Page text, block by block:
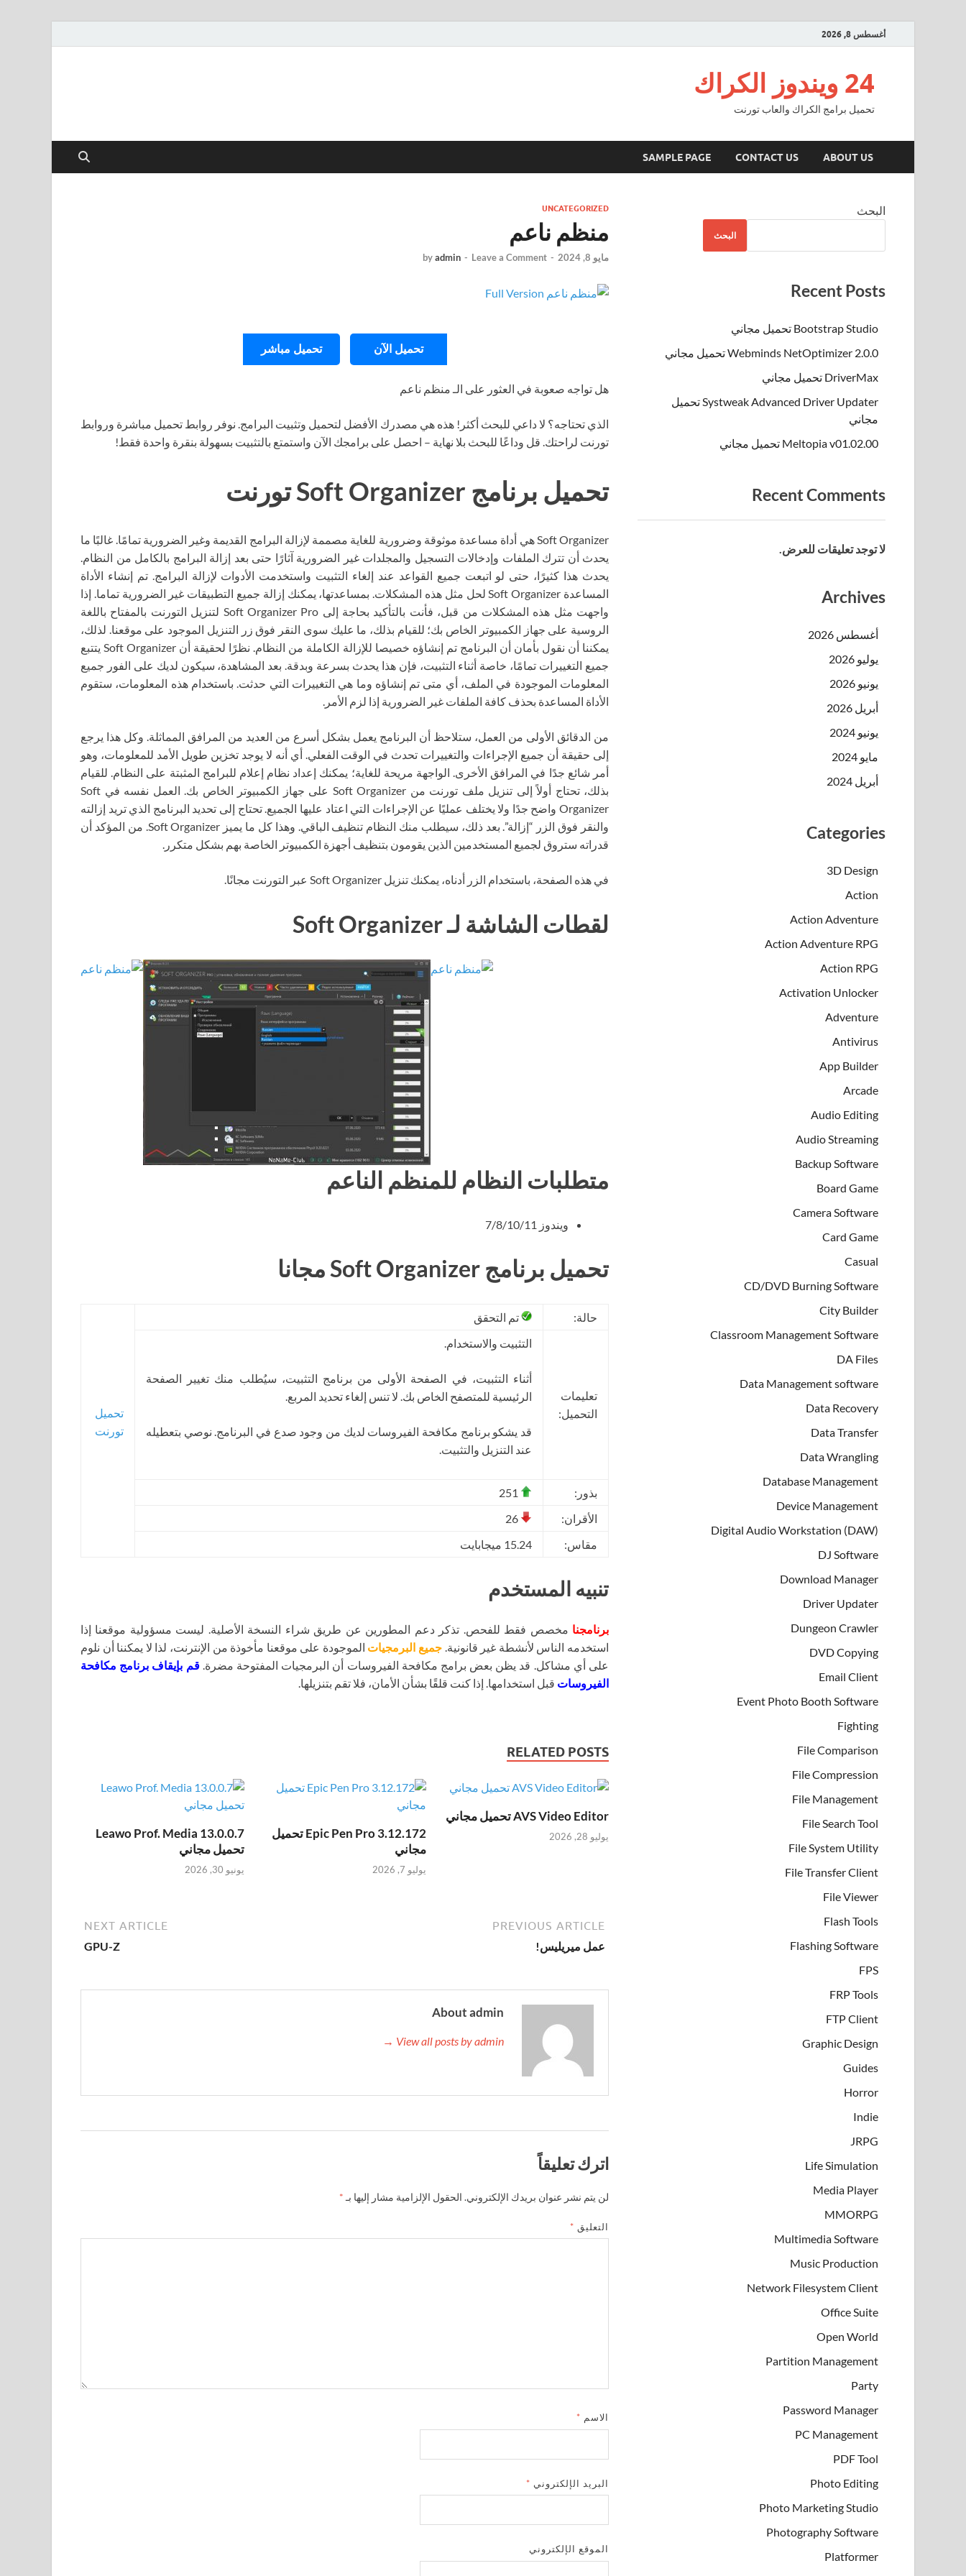
أغسطس 8, 2026
24 ويندوز الكراك
تحميل برامج الكراك والعاب تورنت
ABOUT US
CONTACT US
SAMPLE PAGE
UNCATEGORIZED
منظم ناعم
مايو 8, 2024 -
byadmin - Leave a Comment
تحميل الآن تحميل مباشر
هل تواجه صعوبة في العثور على الـ منظم ناعم
الذي تحتاجه؟ لا داعي للبحث أكثر! هذه هي مصدرك الأفضل لتحميل وتثبيت البرامج. نوفر روابط تحميل مباشرة وروابط
تورنت لراحتك. قل وداعًا للبحث بلا نهاية – احصل على برامجك الآن واستمتع بالتثبيت بسهولة بنقرة واحدة فقط!
تحميل برنامج Soft Organizer تورنت
Soft Organizer هي أداة مساعدة موثوقة وضرورية للغاية مصممة لإزالة البرامج القديمة وغير الضرورية تمامًا. غالبًا ما
يحدث أن تترك الملفات وإدخالات التسجيل والمجلدات غير الضرورية آثارًا حتى بعد إزالة البرامج بالكامل من النظام.
يحدث هذا كثيرًا، حتى لو اتبعت جميع القواعد عند إلغاء التثبيت واستخدمت الأدوات لإزالة البرامج. تم إنشاء الأداة
المساعدة Soft Organizer لحل مثل هذه المشكلات. بمساعدتها، يمكنك إزالة جميع التطبيقات غير الضرورية تماما. إذا
واجهت مثل هذه المشكلات من قبل، فأنت بالتأكيد بحاجة إلى Soft Organizer Pro لتنزيل التورنت بالمفتاح باللغة
الروسية على جهاز الكمبيوتر الخاص بك؛ للقيام بذلك، ما عليك سوى النقر فوق زر التنزيل الموجود على موقعنا. لذلك،
يمكننا أن نقول بأمان أن البرنامج تم إنشاؤه خصيصا للإزالة الكاملة من النظام. نظرًا لحقيقة أن Soft Organizer يتتبع
جميع التغييرات تمامًا، خاصة أثناء التثبيت، فإن هذا يحدث بسرعة وبدقة. بعد المشاهدة، سيكون لديك على الفور جميع
المعلومات الموجودة في الملف، أي متى تم إنشاؤه وما هي التغييرات التي حدثت. باستخدام هذه المعلومات، ستقوم
الأداة المساعدة بحذف كافة الملفات غير الضرورية إذا لزم الأمر.
من الدقائق الأولى من العمل، ستلاحظ أن البرنامج يعمل بشكل أسرع من العديد من المرافق المماثلة. وكل هذا يرجع
إلى حقيقة أن جميع الإجراءات والتغييرات تحدث في الوقت الفعلي. أي أنه لا يوجد تخزين طويل الأمد للمعلومات، وهو
أمر شائع جدًا في المرافق الأخرى. الواجهة مريحة للغاية؛ يمكنك إعداد نظام إعلام للبرامج المثبتة على النظام. للقيام
بذلك، تحتاج أولاً إلى تنزيل ملف تورنت من Soft Organizer على جهاز الكمبيوتر الخاص بك. العمل نفسه في Soft
Organizer واضح جدًا ولا يختلف عمليًا عن الإجراءات التي اعتاد عليها الجميع. تحتاج إلى تحديد البرنامج الذي تريد إزالته
والنقر فوق الزر “إزالة”. بعد ذلك، سيطلب منك النظام تنظيف الباقي. وهذا كل ما يميز Soft Organizer. من المؤكد أن
قدراته ستروق لجميع المستخدمين الذين يقومون بتنظيف أجهزة الكمبيوتر الخاصة بهم بشكل متكرر.
في هذه الصفحة، باستخدام الزر أدناه، يمكنك تنزيل Soft Organizer عبر التورنت مجانًا.
لقطات الشاشة لـ Soft Organizer
متطلبات النظام للمنظم الناعم
ويندوز 7/8/10/11
تحميل برنامج Soft Organizer مجانا
حالة: تم التحقق
تحميل
تورنت
تعليمات
التحميل:
التثبيت والاستخدام.
أثناء التثبيت، في الصفحة الأولى من برنامج التثبيت، سيُطلب منك تغيير الصفحة
الرئيسية للمتصفح الخاص بك. لا تنس إلغاء تحديد المربع.
قد يشكو برنامج مكافحة الفيروسات لديك من وجود صدع في البرنامج. نوصي بتعطيله
عند التنزيل والتثبيت.
بذور:
الأقران:
مقاس:
15.24 ميجابايت
تنبيه المستخدم
برنامجنا مخصص فقط للفحص. تذكر دعم المطورين عن طريق شراء النسخة الأصلية. ليست مسؤولية موقعنا إذا
استخدمه الناس لأنشطة غير قانونية. جميع البرمجيات الموجودة على موقعنا مأخوذة من الإنترنت، لذا لا يمكننا أن نلوم
على أي مشاكل. قد يظن بعض برامج مكافحة الفيروسات أن البرمجيات المفتوحة مضرة.قم بإيقاف برنامج مكافحة
الفيروسات قبل استخدامها. إذا كنت قلقًا بشأن الأمان، فلا تقم بتنزيلها.
RELATED POSTS
AVS Video Editor تحميل مجاني
يوليو 28, 2026
Epic Pen Pro 3.12.172 تحميل
مجاني
يوليو 7, 2026
Leawo Prof. Media 13.0.0.7
تحميل مجاني
يونيو 30, 2026
PREVIOUS ARTICLE
عمل ميريليس!
NEXT ARTICLE
GPU-Z
About admin
View all posts by admin →
اترك تعليقاً
لن يتم نشر عنوان بريدك الإلكتروني. الحقول الإلزامية مشار إليها بـ *
التعليق *
الاسم *
البريد الإلكتروني *
الموقع الإلكتروني
البحث
البحث
Recent Posts
Bootstrap Studio تحميل مجاني
Webminds NetOptimizer 2.0.0 تحميل مجاني
DriverMax تحميل مجاني
Systweak Advanced Driver Updater تحميل
مجاني
Meltopia v01.02.00 تحميل مجاني
Recent Comments
لا توجد تعليقات للعرض.
Archives
أغسطس 2026
يوليو 2026
يونيو 2026
أبريل 2026
يونيو 2024
مايو 2024
أبريل 2024
Categories
3D Design
Action
Action Adventure
Action Adventure RPG
Action RPG
Activation Unlocker
Adventure
Antivirus
App Builder
Arcade
Audio Editing
Audio Streaming
Backup Software
Board Game
Camera Software
Card Game
Casual
CD/DVD Burning Software
City Builder
Classroom Management Software
DA Files
Data Management software
Data Recovery
Data Transfer
Data Wrangling
Database Management
Device Management
Digital Audio Workstation (DAW)
DJ Software
Download Manager
Driver Updater
Dungeon Crawler
DVD Copying
Email Client
Event Photo Booth Software
Fighting
File Comparison
File Compression
File Management
File Search Tool
File System Utility
File Transfer Client
File Viewer
Flash Tools
Flashing Software
FPS
FRP Tools
FTP Client
Graphic Design
Guides
Horror
Indie
JRPG
Life Simulation
Media Player
MMORPG
Multimedia Software
Music Production
Network Filesystem Client
Office Suite
Open World
Partition Management
Party
Password Manager
PC Management
PDF Tool
Photo Editing
Photo Marketing Studio
Photography Software
Platformer